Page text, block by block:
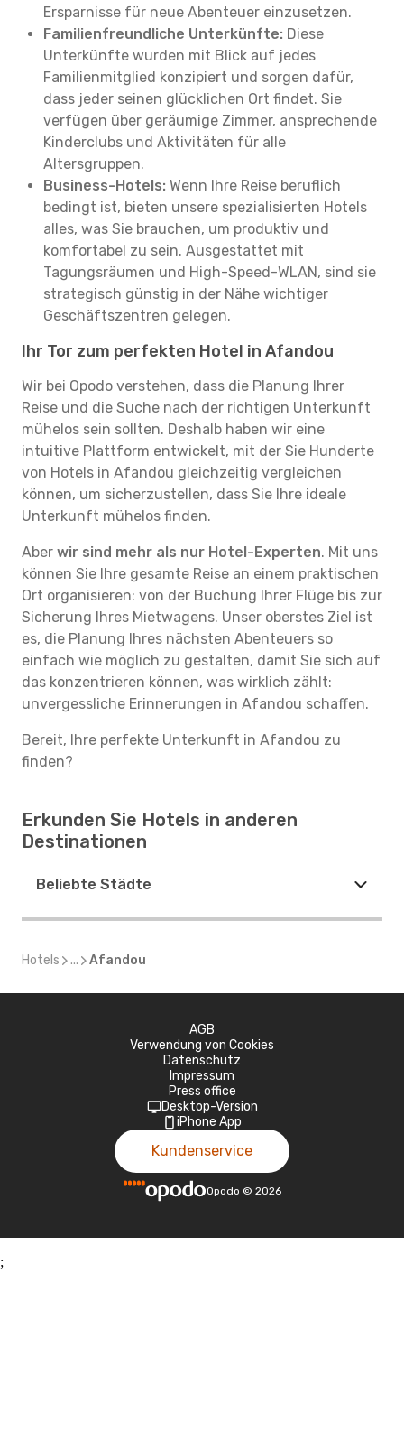
Ersparnisse für neue Abenteuer einzusetzen.
Familienfreundliche Unterkünfte: Diese
Unterkünfte wurden mit Blick auf jedes
Familienmitglied konzipiert und sorgen dafür,
dass jeder seinen glücklichen Ort findet. Sie
verfügen über geräumige Zimmer, ansprechende
Kinderclubs und Aktivitäten für alle
Altersgruppen.
Business-Hotels: Wenn Ihre Reise beruflich
bedingt ist, bieten unsere spezialisierten Hotels
alles, was Sie brauchen, um produktiv und
komfortabel zu sein. Ausgestattet mit
Tagungsräumen und High-Speed-WLAN, sind sie
strategisch günstig in der Nähe wichtiger
Geschäftszentren gelegen.
Ihr Tor zum perfekten Hotel in Afandou
Wir bei Opodo verstehen, dass die Planung Ihrer
Reise und die Suche nach der richtigen Unterkunft
mühelos sein sollten. Deshalb haben wir eine
intuitive Plattform entwickelt, mit der Sie Hunderte
von Hotels in Afandou gleichzeitig vergleichen
können, um sicherzustellen, dass Sie Ihre ideale
Unterkunft mühelos finden.
Aber wir sind mehr als nur Hotel-Experten. Mit uns
können Sie Ihre gesamte Reise an einem praktischen
Ort organisieren: von der Buchung Ihrer Flüge bis zur
Sicherung Ihres Mietwagens. Unser oberstes Ziel ist
es, die Planung Ihres nächsten Abenteuers so
einfach wie möglich zu gestalten, damit Sie sich auf
das konzentrieren können, was wirklich zählt:
unvergessliche Erinnerungen in Afandou schaffen.
Bereit, Ihre perfekte Unterkunft in Afandou zu
finden?
Erkunden Sie Hotels in anderen
Destinationen
Beliebte Städte
Hotels ... Afandou
AGB
Verwendung von Cookies
Datenschutz
Impressum
Press office
Desktop-Version
iPhone App
Kundenservice
Opodo © 2026
;